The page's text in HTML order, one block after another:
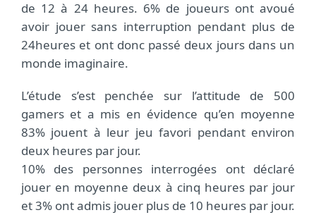
de 12 à 24 heures. 6% de joueurs ont avoué
avoir jouer sans interruption pendant plus de
24heures et ont donc passé deux jours dans un
monde imaginaire.
L’étude s’est penchée sur l’attitude de 500
gamers et a mis en évidence qu’en moyenne
83% jouent à leur jeu favori pendant environ
deux heures par jour.
10% des personnes interrogées ont déclaré
jouer en moyenne deux à cinq heures par jour
et 3% ont admis jouer plus de 10 heures par jour.